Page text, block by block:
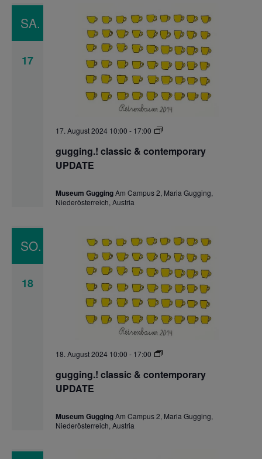
SA.
17
gugging.! classic & contemporary
UPDATE
17. August 2024 10:00 - 17:00
gugging.!
&
contemporary
Museum GuggingAm Campus 2, Maria Gugging,
Niederösterreich, Austria
SO.
18
gugging.! classic & contemporary
UPDATE
18. August 2024 10:00 - 17:00
gugging.!
&
contemporary
Museum GuggingAm Campus 2, Maria Gugging,
Niederösterreich, Austria